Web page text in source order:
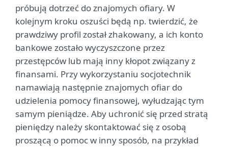
próbują dotrzeć do znajomych ofiary. W
kolejnym kroku oszuści będą np. twierdzić, że
prawdziwy profil został zhakowany, a ich konto
bankowe zostało wyczyszczone przez
przestępców lub mają inny kłopot związany z
finansami. Przy wykorzystaniu socjotechnik
namawiają następnie znajomych ofiar do
udzielenia pomocy finansowej, wyłudzając tym
samym pieniądze. Aby uchronić się przed stratą
pieniędzy należy skontaktować się z osobą
proszącą o pomoc w inny sposób, na przykład